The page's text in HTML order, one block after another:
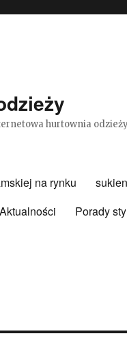
hurtownia
na rynku
Aktualności Porady